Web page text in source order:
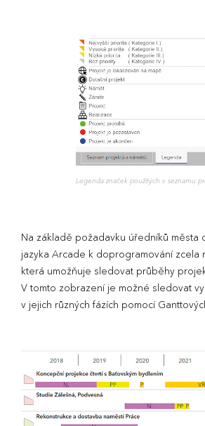
Legenda značek použitých v seznamu
Na základě požadavku úředníků města
jazyka Arcade k doprogramování zcela
která umožňuje sledovat průběhy
V tomto zobrazení je možné sledovat
v jejich různých fázích pomocí